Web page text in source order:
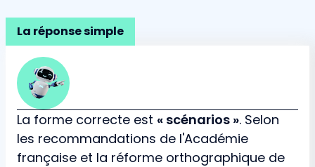
La réponse simple
La forme correcte est « scénarios ». Selon
les recommandations de l'Académie
française et la réforme orthographique de